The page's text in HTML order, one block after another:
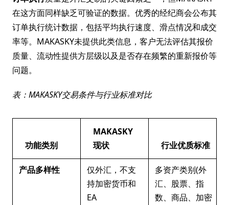
在这方面同样缺乏可验证的数据。优秀的经纪商会公布其
订单执行统计数据，包括平均执行速度、滑点情况和成交
率等。MAKASKY未提供此类信息，客户无法评估其报价
质量、流动性提供方层级以及是否存在频繁的重新报价等
问题。
表：MAKASKY交易条件与行业标准对比
功能类别
MAKASKY
现状
行业优质标准
产品多样性
仅外汇，不支
持加密货币和
EA
多资产类别(外
汇、股票、指
数、商品、加密